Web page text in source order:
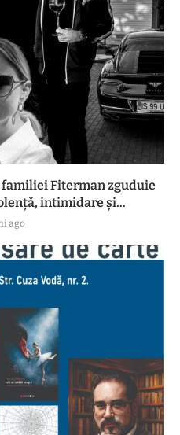
Fiterman zguduie
intimidare și...
ago